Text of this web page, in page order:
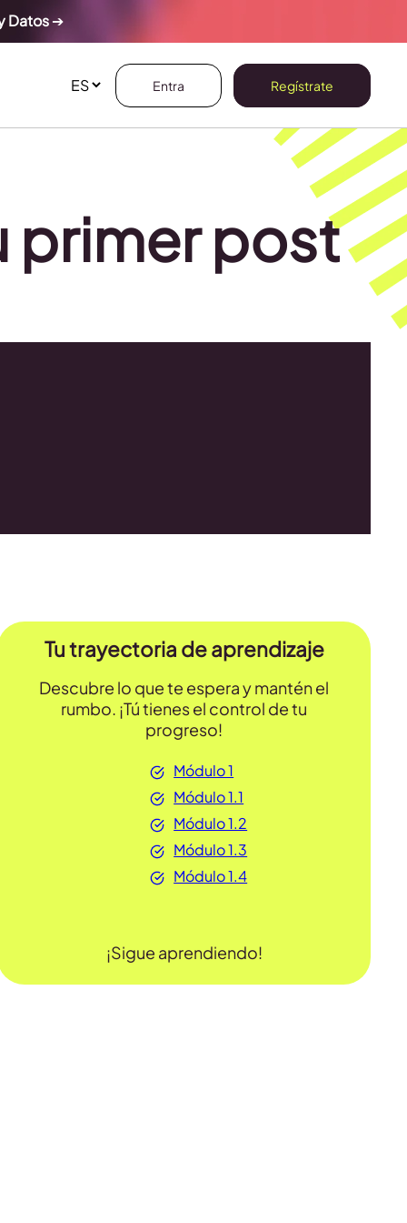
Datos➔
Entra Regístrate
primer post
Tu trayectoria de aprendizaje
Descubre lo que te espera y mantén el
rumbo. ¡Tú tienes el control de tu
progreso!
Módulo 1
Módulo 1.1
Módulo 1.2
Módulo 1.3
Módulo 1.4
¡Sigue aprendiendo!